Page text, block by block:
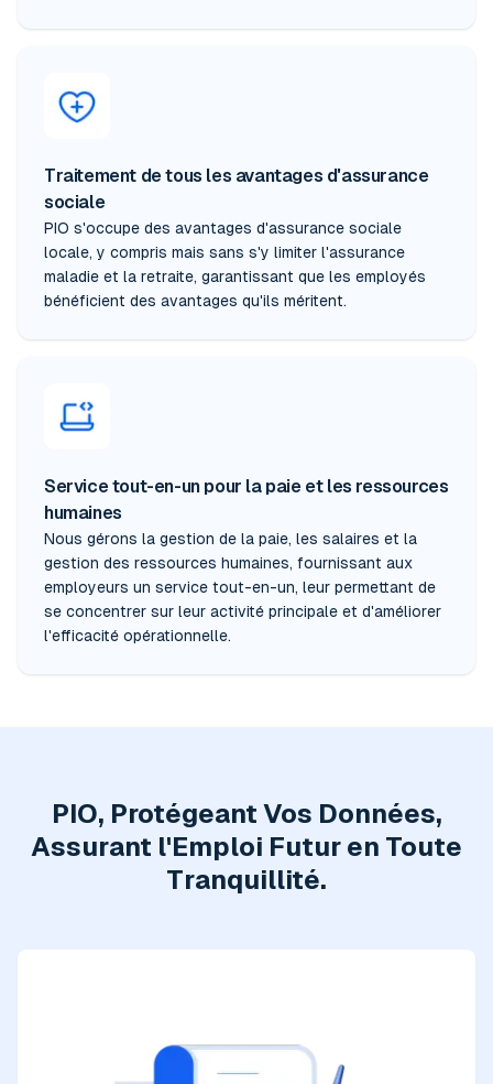
Traitement de tous les avantages d'assurance
sociale
PIO s'occupe des avantages d'assurance sociale
locale, y compris mais sans s'y limiter l'assurance
maladie et la retraite, garantissant que les employés
bénéficient des avantages qu'ils méritent.
Service tout-en-un pour la paie et les ressources
humaines
Nous gérons la gestion de la paie, les salaires et la
gestion des ressources humaines, fournissant aux
employeurs un service tout-en-un, leur permettant de
se concentrer sur leur activité principale et d'améliorer
l'efficacité opérationnelle.
PIO, Protégeant Vos Données,
Assurant l'Emploi Futur en Toute
Tranquillité.